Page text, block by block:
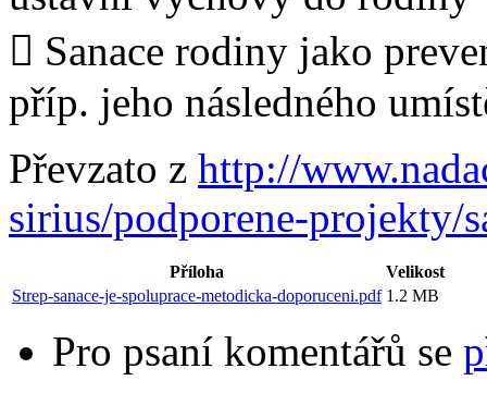
 Sanace rodiny jako
příp. jeho následného
Převzato z http://
sirius/podporene-projekty/
Příloha
Velikost
Strep-sanace-je-spoluprace-metodicka-doporuceni.pdf 1.2 MB
Pro psaní komentářů se